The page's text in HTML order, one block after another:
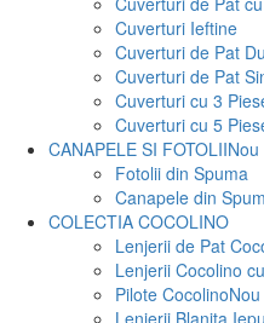
Cuverturi Ieftine
Cuverturi de Pat
Cuverturi de Pat
Cuverturi cu 3
Cuverturi cu 5
CANAPELE SI FOTOLIINou
Fotolii din Spuma
Canapele din
COLECTIA COCOLINO
Lenjerii de Pat
Lenjerii Cocolino
Pilote CocolinoNou
Lenjerii Blanita